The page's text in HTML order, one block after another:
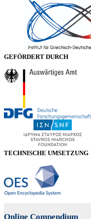
GEFÖRDERT DURCH
TECHNISCHE UMSETZUNG
Online Compendium